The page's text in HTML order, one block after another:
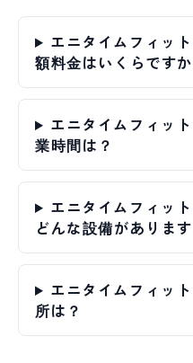
エニタイムフィッ
額料金はいくらです
エニタイムフィッ
業時間は？
エニタイムフィッ
どんな設備がありま
エニタイムフィッ
所は？